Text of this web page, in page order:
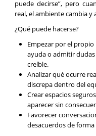
puede decirse”, pero
real, el ambiente cambia
¿Qué puede hacerse?
Empezar por el
ayuda o admitir
creíble.
Analizar qué ocurre
discrepa dentro del
Crear espacios
aparecer sin
Favorecer
desacuerdos de